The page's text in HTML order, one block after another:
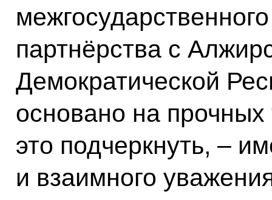
партнёрства с
Демократической
основано на
это подчеркнуть, –
и взаимного